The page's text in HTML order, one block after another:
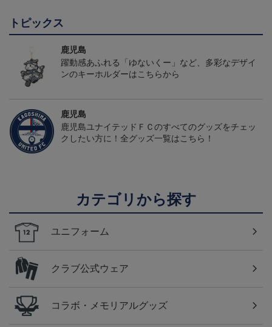
トピックス
鹿児島
躍動感あふれる「ゆないくー」など、多彩なデザイ
ンのキーホルダーはこちらから
鹿児島
鹿児島ユナイテッドＦＣのすべてのグッズをチェッ
クしたい方に！全グッズ一覧はこちら！
カテゴリから探す
ユニフォーム
クラブ公式ウェア
コラボ・メモリアルグッズ